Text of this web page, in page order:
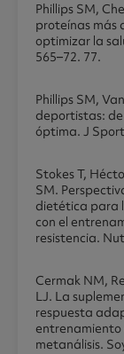
Phillips SM,
proteínas más
optimizar la
565–72. 77.
Phillips SM,
deportistas:
óptima. J
Stokes T,
SM.
dietética para
con el
resistencia.
Cermak NM,
LJ. La
respuesta
entrenamiento
metanálisis.